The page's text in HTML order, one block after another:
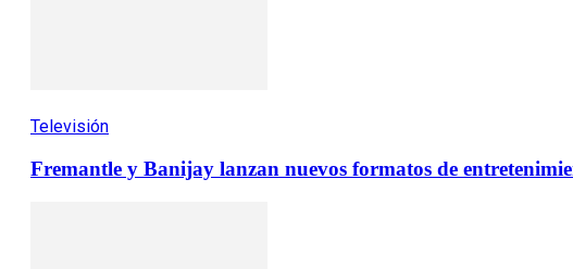
Televisión
Fremantle y Banijay lanzan nuevos formatos de